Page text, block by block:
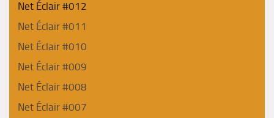
Net Éclair #012
Net Éclair #011
Net Éclair #010
Net Éclair #009
Net Éclair #008
Net Éclair #007